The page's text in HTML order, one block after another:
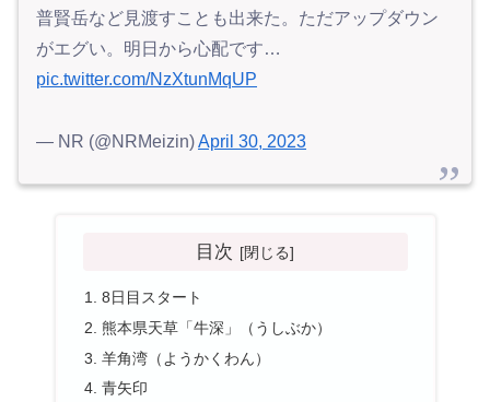
普賢岳など見渡すことも出来た。ただアップダウン
がエグい。明日から心配です…
pic.twitter.com/NzXtunMqUP
— NR (@NRMeizin)April 30, 2023
目次
8日目スタート
熊本県天草「牛深」（うしぶか）
羊角湾（ようかくわん）
青矢印